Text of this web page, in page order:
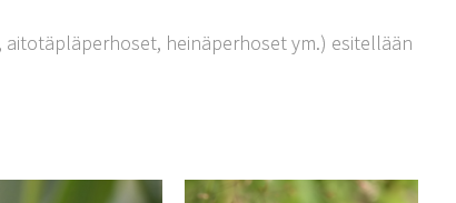
heinäperhoset ym.) esitellään